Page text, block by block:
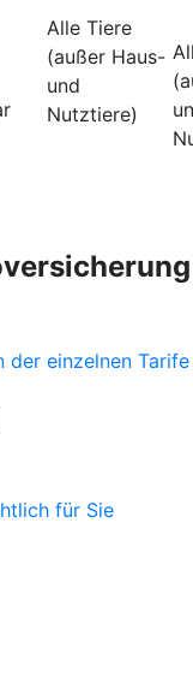
Alle Tiere
(außer Haus-
und
Nutztiere)
der einzelnen Tarife
für Sie